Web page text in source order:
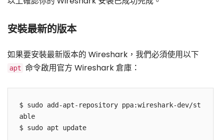
安裝最新的版本
如果要安裝最新版本的 Wireshark，我們必須使用以下
apt 命令啟用官方 Wireshark 倉庫：
$ sudo add-apt-repository ppa:wireshark-dev/st
able